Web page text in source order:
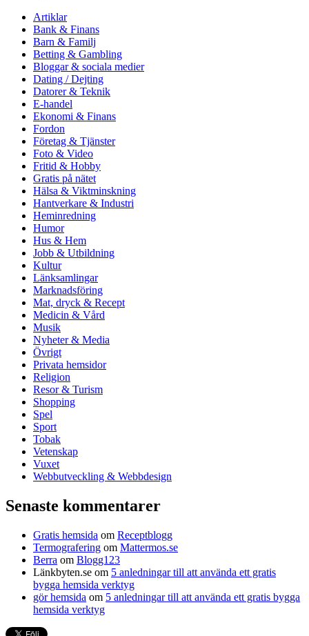
Artiklar
Bank & Finans
Barn & Familj
Betting & Gambling
Bloggar & sociala medier
Dating / Dejting
Datorer & Teknik
E-handel
Ekonomi & Finans
Fordon
Företag & Tjänster
Foto & Video
Fritid & Hobby
Gratis på nätet
Hälsa & Viktminskning
Hantverkare & Industri
Heminredning
Humor
Hus & Hem
Jobb & Utbildning
Kultur
Länksamlingar
Marknadsföring
Mat, dryck & Recept
Medicin & Vård
Musik
Nyheter & Media
Övrigt
Privata hemsidor
Religion
Resor & Turism
Shopping
Spel
Sport
Tobak
Vetenskap
Vuxet
Webbutveckling & Webbdesign
Senaste kommentarer
Gratis hemsida om Receptblogg
Termografering om Mattermos.se
Berra om Blogg123
Länkbyten.se om 5 anledningar till att använda ett gratis
bygga hemsida verktyg
gör hemsida om 5 anledningar till att använda ett gratis bygga
hemsida verktyg